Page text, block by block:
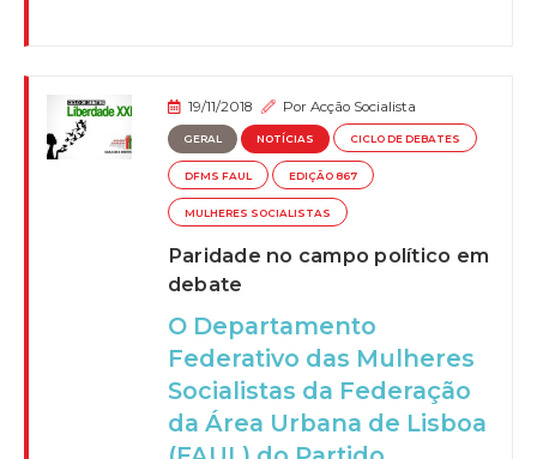
19/11/2018 PorAcção Socialista
GERAL NOTÍCIAS CICLO DE DEBATES
DFMS FAUL EDIÇÃO 867
MULHERES SOCIALISTAS
Paridade no campo político em
debate
O Departamento
Federativo das Mulheres
Socialistas da Federação
da Área Urbana de Lisboa